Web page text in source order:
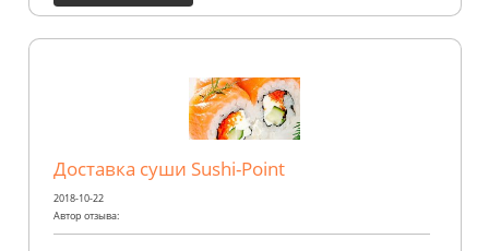
Доставка суши Sushi-Point
2018-10-22
Автор отзыва: